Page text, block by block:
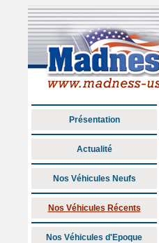
Présentation
Actualité
Nos Véhicules Neufs
Nos Véhicules Récents
Nos Véhicules d'Epoque